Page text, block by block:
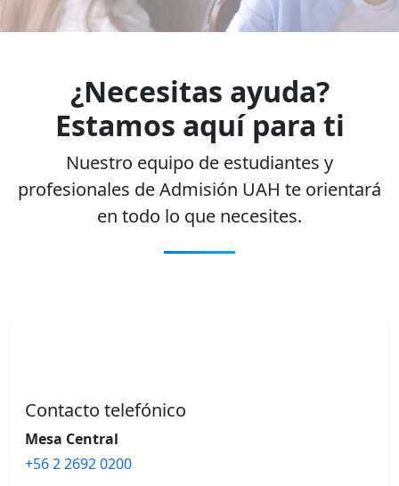
¿Necesitas ayuda?
Estamos aquí para ti
Nuestro equipo de estudiantes y
profesionales de Admisión UAH te orientará
en todo lo que necesites.
Contacto telefónico
Mesa Central
+56 2 2692 0200